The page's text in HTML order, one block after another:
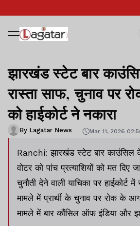
झारखंड स्टेट बार
रास्ता साफ, चुनाव पर
को हाईकोर्ट ने नकारा
By Lagatar News Mar 11, 2026
Ranchi: झारखंड स्टेट बार काउंसिल
वोटर को पांच प्रत्याशियों को मत दिए
चुनौती देने वाली याचिका पर हाईकोर्ट
मामले में प्रार्थी के चुनाव पर रोक के
मामले में बार कौंसिल ऑफ इंडिया और